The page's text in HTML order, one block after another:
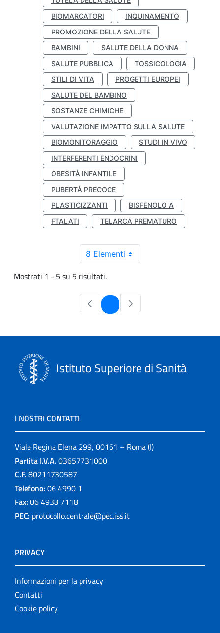
BIOMARCATORI
INQUINAMENTO
PROMOZIONE DELLA SALUTE
BAMBINI
SALUTE DELLA DONNA
SALUTE PUBBLICA
TOSSICOLOGIA
STILI DI VITA
PROGETTI EUROPEI
SALUTE DEL BAMBINO
SOSTANZE CHIMICHE
VALUTAZIONE IMPATTO SULLA SALUTE
BIOMONITORAGGIO
STUDI IN VIVO
INTERFERENTI ENDOCRINI
OBESITÀ INFANTILE
PUBERTÀ PRECOCE
PLASTICIZZANTI
BISFENOLO A
FTALATI
TELARCA PREMATURO
8 Elementi
Mostrati 1 - 5 su 5 risultati.
Pagina
Istituto Superiore di Sanità
I NOSTRI CONTATTI
Viale Regina Elena 299, 00161 – Roma (I)
Partita I.V.A. 03657731000
C.F. 80211730587
Telefono: 06 4990 1
Fax: 06 4938 7118
PEC: protocollo.centrale@pec.iss.it
PRIVACY
Informazioni per la privacy
Contatti
Cookie policy